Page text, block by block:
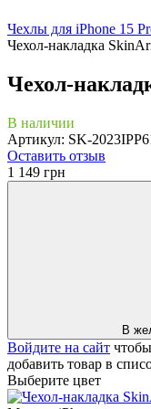
Чехлы для iPhone 15
Чехол-накладка
Чехол-
В наличии
Артикул: SK-
Оставить отзыв
1 149 грн
В
Войдите на сайт чтобы
добавить товар в
Выберите цвет